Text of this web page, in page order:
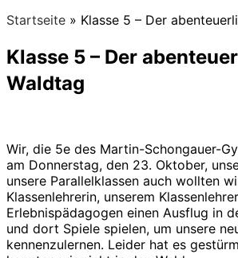
Startseite » Klasse 5 – Der
Klasse 5 – Der
Waldtag
Wir, die 5e des Martin-Schongauer-
am Donnerstag, den 23. Oktober,
unsere Parallelklassen auch wollten
Klassenlehrerin, unserem
Erlebnispädagogen einen Ausflug in
und dort Spiele spielen, um unsere
kennenzulernen. Leider hat es